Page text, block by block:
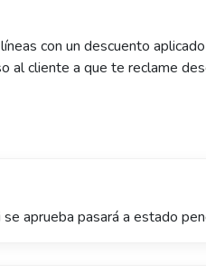
con un descuento
al cliente a que te reclame
aprueba pasará a estado